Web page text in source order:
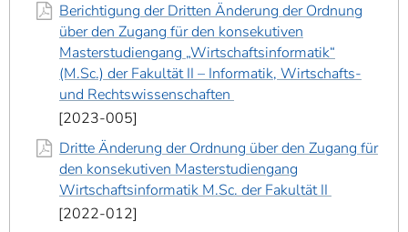
Berichtigung der Dritten Änderung der Ordnung
über den Zugang für den konsekutiven
Masterstudiengang „Wirtschaftsinformatik“
(M.Sc.) der Fakultät II – Informatik, Wirtschafts-
und Rechtswissenschaften
2023-005
Dritte Änderung der Ordnung über den Zugang für
den konsekutiven Masterstudiengang
Wirtschaftsinformatik M.Sc. der Fakultät II
2022-012